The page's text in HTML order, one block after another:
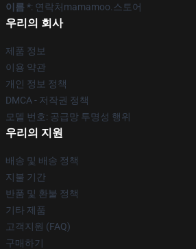
이름 *: 연락처mamamoo.스토어
우리의 회사
제품 정보
이용 약관
개인 정보 정책
DMCA - 저작권 정책
모델 번호: 공급망 투명성 행위
우리의 지원
배송 및 배송 정책
지불 기간
반품 및 환불 정책
기타 제품
고객지원 (FAQ)
구매하기